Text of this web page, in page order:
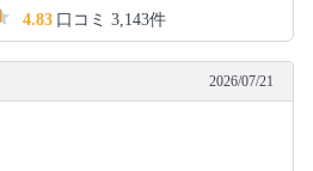
4.83 口コミ 3,143件
2026/07/21